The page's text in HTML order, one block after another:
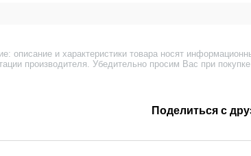
описание и характеристики товара носят
производителя. Убедительно просим Вас при
Поделиться с